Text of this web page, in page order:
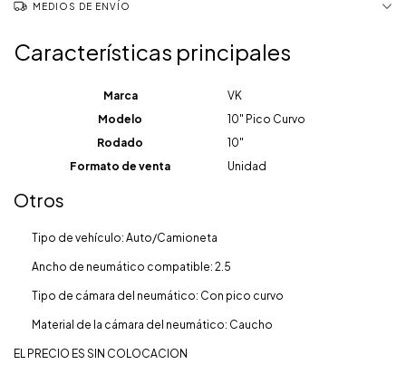
MEDIOS DE ENVÍO
Características principales
Marca
VK
Modelo
10" Pico Curvo
Rodado
10"
Formato de venta
Unidad
Otros
Tipo de vehículo: Auto/Camioneta
Ancho de neumático compatible: 2.5
Tipo de cámara del neumático: Con pico curvo
Material de la cámara del neumático: Caucho
EL PRECIO ES SIN COLOCACION